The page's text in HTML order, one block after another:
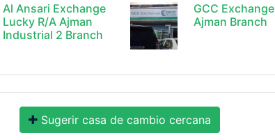
Al Ansari Exchange
Lucky R/A Ajman
Industrial 2 Branch
GCC Exchange
Ajman Branch
Sugerir casa de cambio cercana